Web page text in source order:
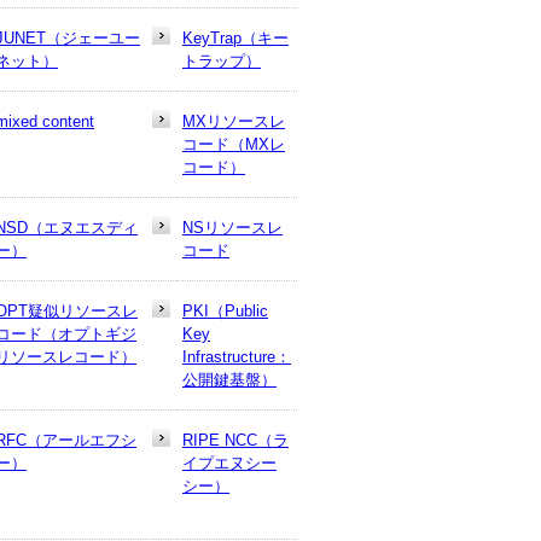
（ジェーユー
ット）
KeyTrap（キー
トラップ）
content
MXリソースレ
コード（MXレ
コード）
（エヌエスディ
）
NSリソースレ
コード
疑似リソースレ
ード（オプトギジ
ソースレコード）
PKI（Public
Key
Infrastructure：
公開鍵基盤）
（アールエフシ
）
RIPE NCC（ラ
イプエヌシー
シー）